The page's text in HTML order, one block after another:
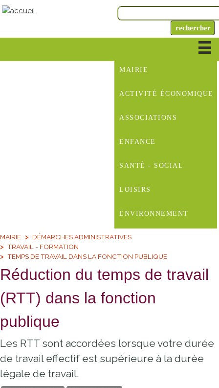
MAIRIE
ACTIVITÉ ÉCONOMIQUE
ASSOCIATIONS
ENFANCE
SANTÉ - SOCIAL
LOISIRS
ENVIRONNEMENT
MAIRIE
DÉMARCHES ADMINISTRATIVES
TRAVAIL - FORMATION
TEMPS DE TRAVAIL DANS LA FONCTION PUBLIQUE
Réduction du temps de travail
(RTT) dans la fonction
publique
Les RTT sont accordées lorsque votre durée
de travail effectif est supérieure à la durée
légale de travail.